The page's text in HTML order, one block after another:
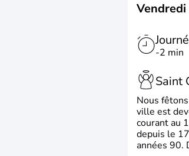
-2 min
Saint
Nous
ville est
courant au
depuis le
années 90.